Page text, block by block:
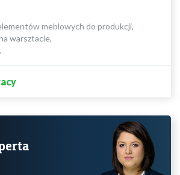
meblowych do produkcji,
warsztacie,